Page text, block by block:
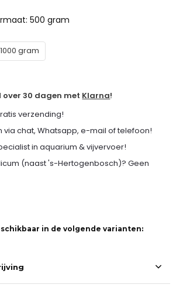
500 gram
1000 gram
over 30 dagen met Klarna!
verzending!
via chat, Whatsapp, e-mail of telefoon!
in aquarium & vijvervoer!
(naast 's-Hertogenbosch)? Geen
in de volgende varianten: